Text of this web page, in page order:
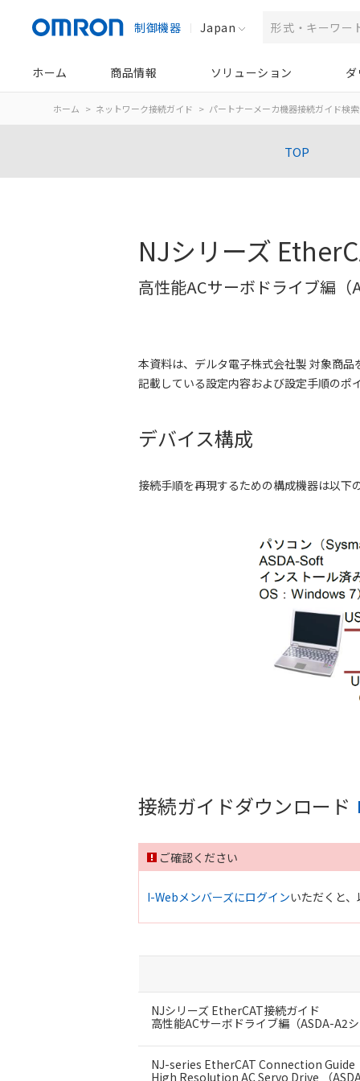
制御機器 Japan
ホーム 商品情報 ソリューション
ホーム ネットワーク接続ガイド パートナーメーカ機器接続ガイド検索
TOP
NJシリーズ
高性能ACサーボドライブ編（
本資料は、デルタ電子株式会社製 対象商
記載している設定内容および設定手順の
デバイス構成
接続手順を再現するための構成機器は以下
接続ガイドダウンロード
ご確認ください
I-Webメンバーズにログインいただくと
NJシリーズ EtherCAT接続ガイド
高性能ACサーボドライブ編（ASDA-A2
NJ-series EtherCAT Connection Guide
High Resolution AC Servo Drive （